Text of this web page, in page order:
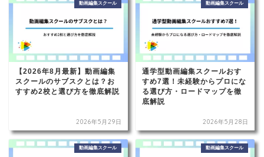
動画編集スクール
【2026年8月最新】動画編集
スクールのサブスクとは？お
すすめ2校と選び方を徹底解説
2026年5月29日
動画編集スクール
通学型動画編集スクールおす
すめ7選！未経験からプロにな
る選び方・ロードマップを徹
底解説
2026年5月28日
動画編集スクール 動画編集スクール